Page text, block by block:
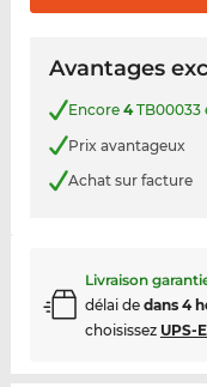
Avantages
Encore 4TB00033
Prix avantageux
Achat sur facture
Livraison
délai de dans 4
choisissez UPS-